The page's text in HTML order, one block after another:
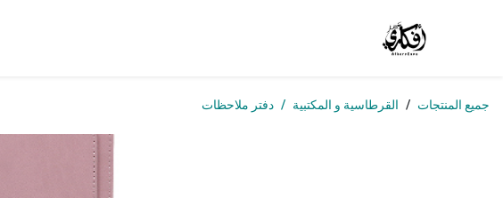
جميع المنتجات القرطاسية و المكتبية دفتر ملاحظات